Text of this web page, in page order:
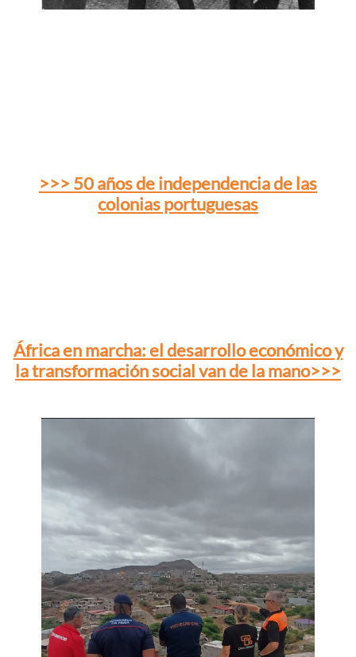
>>> 50 años de independencia de las
colonias portuguesas
África en marcha: el desarrollo económico y
la transformación social van de la mano>>>